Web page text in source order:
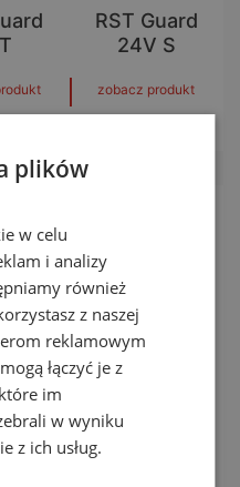
RST Guard
24V S
zobacz produkt
RST S20
plików
w celu
i analizy
również
z naszej
reklamowym
łączyć je z
im
w wyniku
z ich usług.